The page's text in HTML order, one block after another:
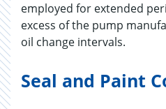
employed for extended
excess of the pump
oil change intervals.
Seal and Paint